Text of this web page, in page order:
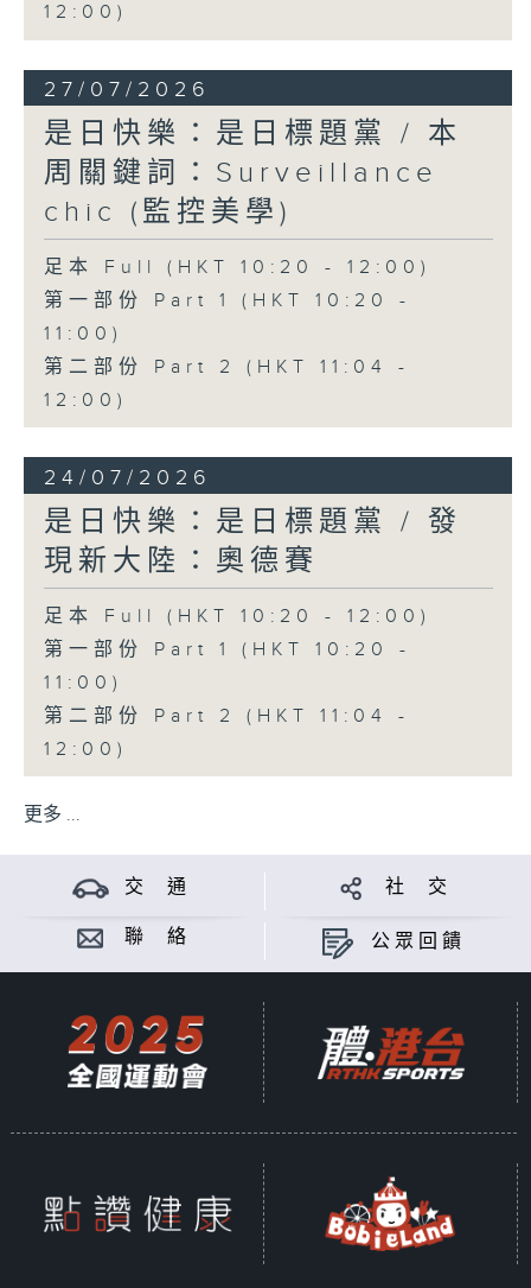
12:00)
27/07/2026
是日快樂：是日標題黨 / 本
周關鍵詞：Surveillance
chic (監控美學)
足本 Full (HKT 10:20 - 12:00)
第一部份 Part 1 (HKT 10:20 -
11:00)
第二部份 Part 2 (HKT 11:04 -
12:00)
24/07/2026
是日快樂：是日標題黨 / 發
現新大陸：奧德賽
足本 Full (HKT 10:20 - 12:00)
第一部份 Part 1 (HKT 10:20 -
11:00)
第二部份 Part 2 (HKT 11:04 -
12:00)
更多 ...
交 通 社 交
聯 絡 公眾回饋